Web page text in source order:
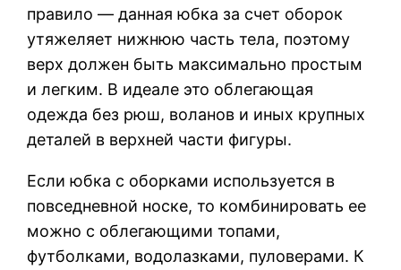
правило — данная юбка за счет оборок
утяжеляет нижнюю часть тела, поэтому
верх должен быть максимально простым
и легким. В идеале это облегающая
одежда без рюш, воланов и иных крупных
деталей в верхней части фигуры.
Если юбка с оборками используется в
повседневной носке, то комбинировать ее
можно с облегающими топами,
футболками, водолазками, пуловерами. К